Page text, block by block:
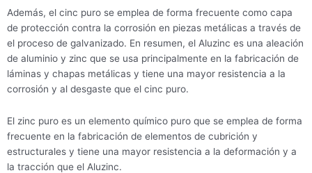
Además, el cinc puro se emplea de forma frecuente como capa
de protección contra la corrosión en piezas metálicas a través de
el proceso de galvanizado. En resumen, el Aluzinc es una aleación
de aluminio y zinc que se usa principalmente en la fabricación de
láminas y chapas metálicas y tiene una mayor resistencia a la
corrosión y al desgaste que el cinc puro.
El zinc puro es un elemento químico puro que se emplea de forma
frecuente en la fabricación de elementos de cubrición y
estructurales y tiene una mayor resistencia a la deformación y a
la tracción que el Aluzinc.